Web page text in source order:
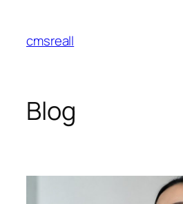
content
cmsreall
Blog